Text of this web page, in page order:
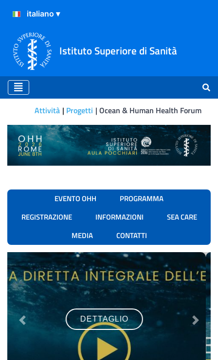
Istituto Superiore di Sanità
Attività Progetti Ocean & Human Health Forum
Ocean & Human Health
EVENTO OHH
PROGRAMMA
REGISTRAZIONE
INFORMAZIONI
SEA CARE
MEDIA
CONTATTI
DETTAGLIO
Previous Next